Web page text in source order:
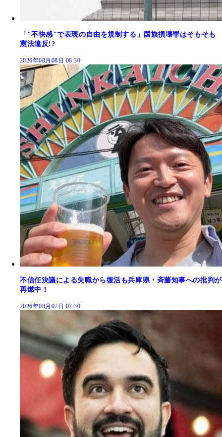
「"不快感"で表現の自由を規制する」国旗損壊罪はそもそも
憲法違反!?
2026年08月08日 08:30
不信任決議による失職から復活も兵庫県・斉藤知事への批判が
再燃中！
2026年08月07日 07:30